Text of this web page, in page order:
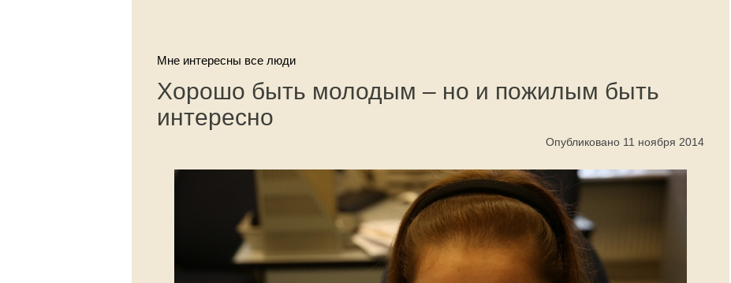
Мне интересны все люди
Хорошо быть молодым – но и пожилым быть
интересно
Опубликовано 11 ноября 2014